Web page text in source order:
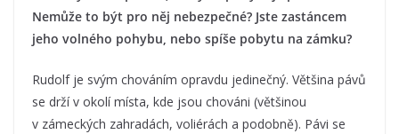
Nemůže to být pro něj nebezpečné? Jste zastáncem
jeho volného pohybu, nebo spíše pobytu na zámku?
Rudolf je svým chováním opravdu jedinečný. Většina pávů
se drží v okolí místa, kde jsou chováni (většinou
v zámeckých zahradách, voliérách a podobně). Pávi se